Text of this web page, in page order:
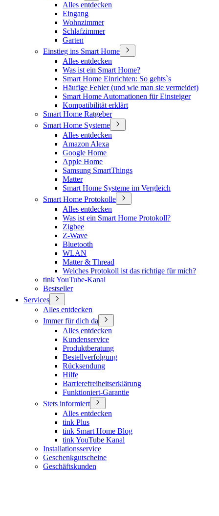
Alles entdecken
Eingang
Wohnzimmer
Schlafzimmer
Garten
Einstieg ins Smart Home
Alles entdecken
Was ist ein Smart Home?
Smart Home Einrichten: So gehts`s
Häufige Fehler (und wie man sie vermeidet)
Smart Home Automationen für Einsteiger
Kompatibilität erklärt
Smart Home Ratgeber
Smart Home Systeme
Alles entdecken
Amazon Alexa
Google Home
Apple Home
Samsung SmartThings
Matter
Smart Home Systeme im Vergleich
Smart Home Protokolle
Alles entdecken
Was ist ein Smart Home Protokoll?
Zigbee
Z-Wave
Bluetooth
WLAN
Matter & Thread
Welches Protokoll ist das richtige für mich?
tink YouTube-Kanal
Bestseller
Services
Alles entdecken
Immer für dich da
Alles entdecken
Kundenservice
Produktberatung
Bestellverfolgung
Rücksendung
Hilfe
Barrierefreiheitserklärung
Funktioniert-Garantie
Stets informiert
Alles entdecken
tink Plus
tink Smart Home Blog
tink YouTube Kanal
Installationsservice
Geschenkgutscheine
Geschäftskunden